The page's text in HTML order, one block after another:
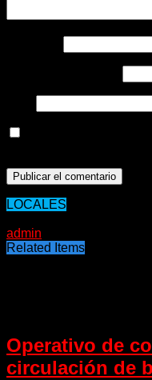
LOCALES
admin
Related Items
Operativo de
circulación de